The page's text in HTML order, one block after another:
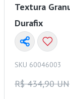
Textura
Durafix
SKU 60046003
R$ 434,90 UN